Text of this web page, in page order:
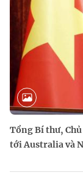
Tổng Bí thư,
tới Australia và